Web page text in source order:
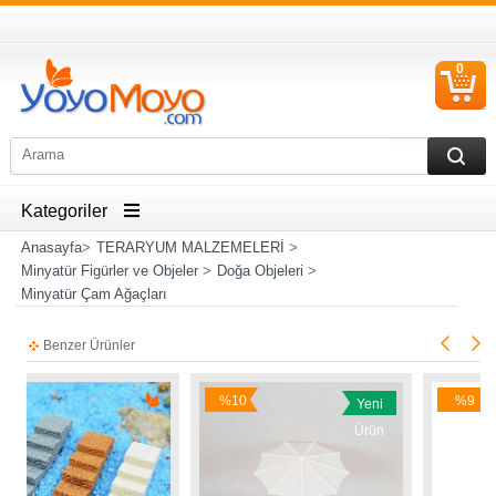
0
Kategoriler
Anasayfa> TERARYUM MALZEMELERİ >
Minyatür Figürler ve Objeler> Doğa Objeleri >
Minyatür Çam Ağaçları
Benzer Ürünler
%10
İndirim
%9
İndirim